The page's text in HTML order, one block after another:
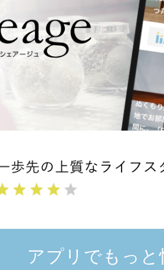
アプリでもっと